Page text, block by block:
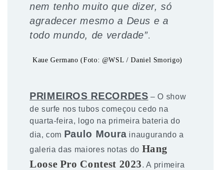
nem tenho muito que dizer, só
agradecer mesmo a Deus e a
todo mundo, de verdade”.
Kaue Germano (Foto: @WSL / Daniel Smorigo)
PRIMEIROS RECORDES – O show
de surfe nos tubos começou cedo na
quarta-feira, logo na primeira bateria do
dia, com Paulo Mourainaugurando a
galeria das maiores notas do Hang
Loose Pro Contest 2023. A primeira